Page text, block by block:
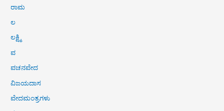
ರಾಮ
ಲ
ಲಕ್ಷ್ಮಿ
ವ
ವಚನವೇದ
ವಿಜಯದಾಸ
ವೇದಮಂತ್ರಗಳು